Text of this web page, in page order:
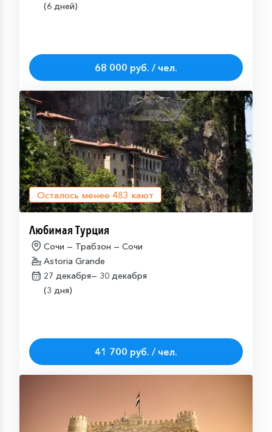
(6 дней)
68 000 руб. / чел.
Осталось менее 483 кают
Любимая Турция
Сочи — Трабзон — Сочи
Astoria Grande
27 декабря— 30 декабря
(3 дня)
41 700 руб. / чел.